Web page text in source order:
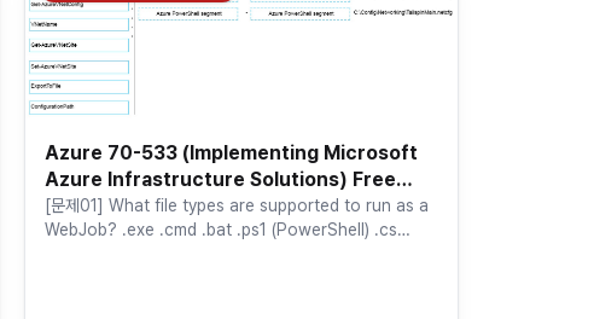
Azure 70-533 (Implementing Microsoft
Azure Infrastructure Solutions) Free
Dump - Part 2 (15)
[문제01] What file types are supported to run as a
WebJob? .exe .cmd .bat .ps1 (PowerShell) .cs